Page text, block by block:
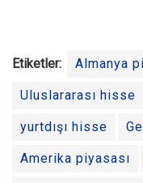
Etiketler: Almanya
Uluslararası hisse
yurtdışı hisse
Amerika piyasası